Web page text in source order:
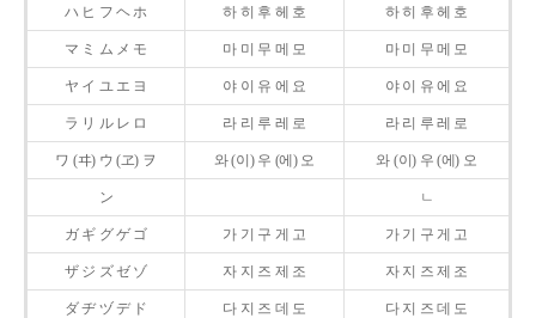
ハ ヒ フ ヘ ホ 하 히 후 헤 호 하 히 후 헤 호
マ ミ ム メ モ 마 미 무 메 모 마 미 무 메 모
ヤ イ ユ エ ヨ 야 이 유 에 요 야 이 유 에 요
ラ リ ル レ ロ 라 리 루 레 로 라 리 루 레 로
ワ (ヰ) ウ (ヱ) ヲ 와 (이) 우 (에) 오 와 (이) 우 (에) 오
ン ㄴ
ガ ギ グ ゲ ゴ 가 기 구 게 고 가 기 구 게 고
ザ ジ ズ ゼ ゾ 자 지 즈 제 조 자 지 즈 제 조
ダ ヂ ヅ デ ド 다 지 즈 데 도 다 지 즈 데 도